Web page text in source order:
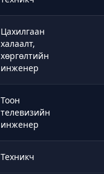
Цахилгаан
халаалт,
хөргөлтийн
инженер
Тоон
телевизийн
инженер
Техникч